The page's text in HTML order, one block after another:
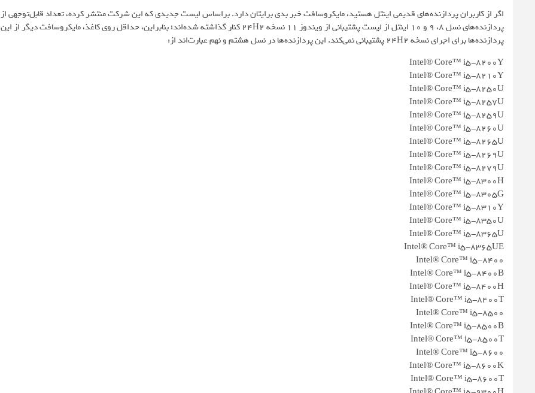
اگر از کاربران پردازنده‌های قدیمی اینتل هستید، مایکروسافت خبر بدی برایتان دارد. براساس لیست جدیدی که این شرکت منتشر کرده، تعداد قابل‌توجهی از
پردازنده‌های نسل 8، 9 و 10 اینتل از لیست پشتیبانی از ویندوز 11 نسخه 24H2 کنار گذاشته شده‌اند؛ بنابراین، حداقل روی کاغذ، مایکروسافت دیگر از این
پردازنده‌ها برای اجرای نسخه 24H2 پشتیبانی نمی‌کند. این پردازنده‌ها در نسل هشتم و نهم عبارت‌اند از:
Intel® Core™ i5-8200Y
Intel® Core™ i5-8210Y
Intel® Core™ i5-8250U
Intel® Core™ i5-8257U
Intel® Core™ i5-8259U
Intel® Core™ i5-8260U
Intel® Core™ i5-8265U
Intel® Core™ i5-8269U
Intel® Core™ i5-8279U
Intel® Core™ i5-8300H
Intel® Core™ i5-8305G
Intel® Core™ i5-8310Y
Intel® Core™ i5-8350U
Intel® Core™ i5-8365U
Intel® Core™ i5-8365UE
Intel® Core™ i5-8400
Intel® Core™ i5-8400B
Intel® Core™ i5-8400H
Intel® Core™ i5-8400T
Intel® Core™ i5-8500
Intel® Core™ i5-8500B
Intel® Core™ i5-8500T
Intel® Core™ i5-8600
Intel® Core™ i5-8600K
Intel® Core™ i5-8600T